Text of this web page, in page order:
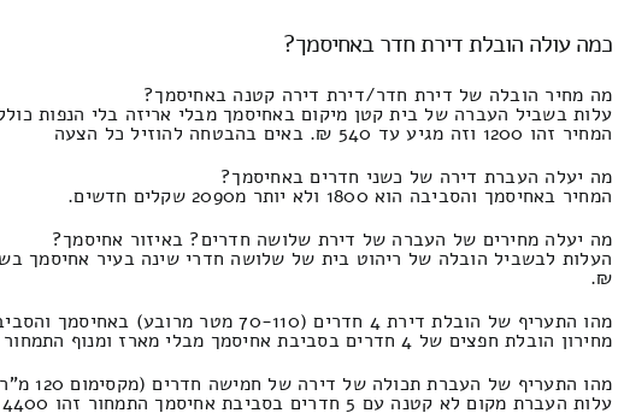
כמה עולה הובלת דירת חדר באחיסמך?
מה מחיר הובלה של דירת חדר/דירת דירה קטנה באחיסמך?
עלות בשביל העברה של בית קטן מיקום באחיסמך מבלי אריזה בלי הנפות
המחיר זהו 1200 וזה מגיע עד 540 ₪. באים בהבטחה להוזיל כל הצעה
מה יעלה העברת דירה של כשני חדרים באחיסמך?
המחיר באחיסמך והסביבה הוא 1800 ולא יותר מ2090 שקלים חדשים.
מה יעלה מחירים של העברה של דירת שלושה חדרים? באיזור אחיסמך?
₪.
מהו התעריף של הובלת דירת 4 חדרים (70-110 מטר מרובע) באחיסמך והסביבה?
מחירון הובלת חפצים של 4 חדרים בסביבת אחיסמך מבלי מארז ומנוף התמחור הינו 3450 ולא יותר מ1860 שקל.
מהו התעריף של העברת תכולה של דירה של חמישה חדרים (מקסימום 120 מ"ר) בסביבת אחיסמך?
עלות העברת מקום לא קטנה עם 5 חדרים בסביבת אחיסמך התמחור זהו 4400 ועד 2000 שקלים חדשים.